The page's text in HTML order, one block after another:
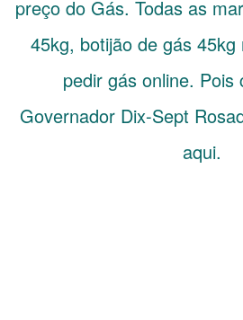
preço do Gás. Todas as
45kg, botijão de gás
pedir gás online. Pois
Governador Dix-Sept
aqui.